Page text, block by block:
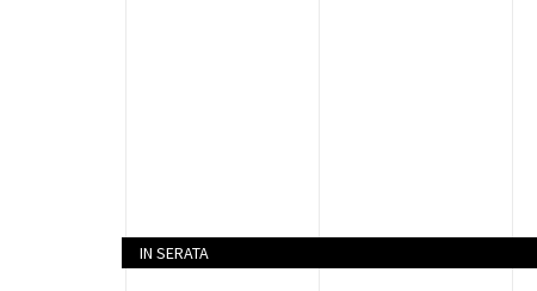
IN SERATA